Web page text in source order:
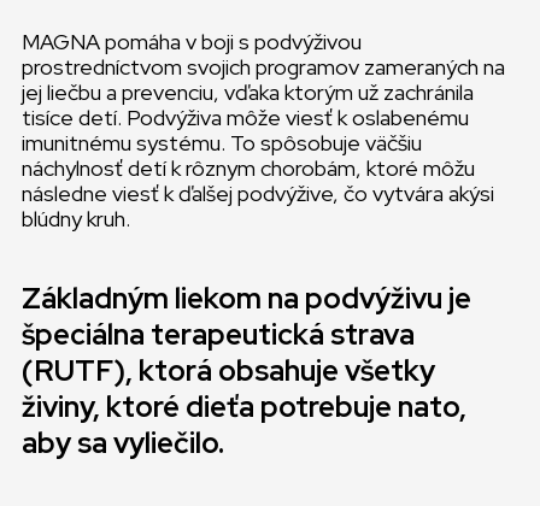
MAGNA pomáha v boji s podvýživou
prostredníctvom svojich programov zameraných na
jej liečbu a prevenciu, vďaka ktorým už zachránila
tisíce detí. Podvýživa môže viesť k oslabenému
imunitnému systému. To spôsobuje väčšiu
náchylnosť detí k rôznym chorobám, ktoré môžu
následne viesť k ďalšej podvýžive, čo vytvára akýsi
blúdny kruh.
Základným liekom na podvýživu je
špeciálna terapeutická strava
(RUTF), ktorá obsahuje všetky
živiny, ktoré dieťa potrebuje nato,
aby sa vyliečilo.